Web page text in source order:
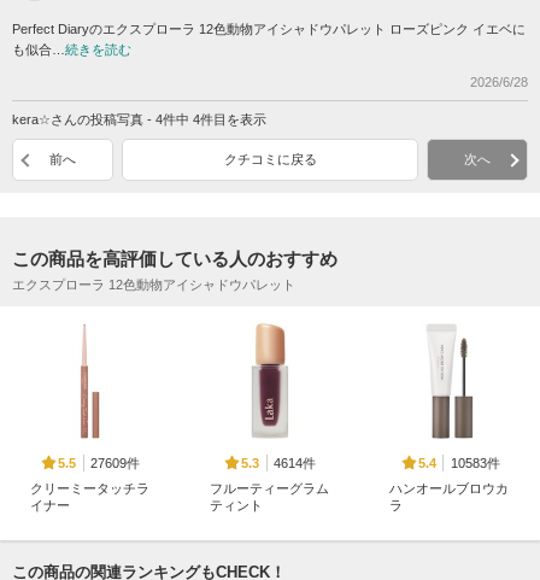
Perfect Diaryのエクスプローラ 12色動物アイシャドウパレット ローズピンク イエベに
も似合… 続きを読む
2026/6/28
kera☆さんの投稿写真 - 4件中 4件目を表示
前へ クチコミに戻る 次へ
この商品を高評価している人のおすすめ
エクスプローラ 12色動物アイシャドウパレット
5.5
27609件
クリーミータッチラ
イナー
5.3
4614件
フルーティーグラム
ティント
5.4
10583件
ハンオールブロウカ
ラ
この商品の関連ランキングもCHECK！